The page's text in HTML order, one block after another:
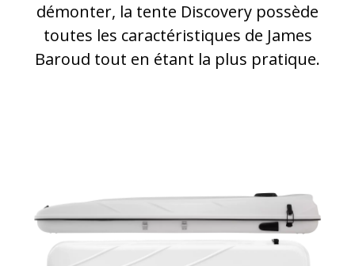
démonter, la tente Discovery possède
toutes les caractéristiques de James
Baroud tout en étant la plus pratique.